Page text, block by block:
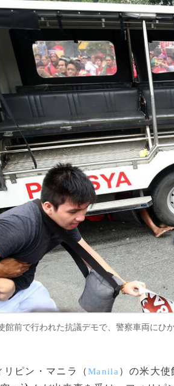
館前で行われた抗議デモで、警察車両にひ
リピン・マニラ（Manila ）の米大